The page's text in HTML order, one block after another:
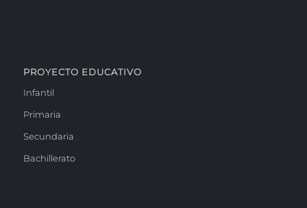
PROYECTO EDUCATIVO
Infantil
Primaria
Secundaria
Bachillerato